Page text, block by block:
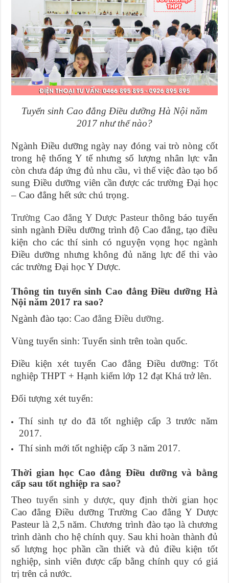
Tuyển sinh Cao đẳng Điều dưỡng Hà Nội năm
2017 như thế nào?
Ngành Điều dưỡng ngày nay đóng vai trò nòng cốt
trong hệ thống Y tế nhưng số lượng nhân lực vẫn
còn chưa đáp ứng đủ nhu cầu, vì thế việc đào tạo bổ
sung Điều dưỡng viên cần được các trường Đại học
– Cao đẳng hết sức chú trọng.
Trường Cao đẳng Y Dược Pasteurthông báo tuyển
sinh ngành Điều dưỡng trình độ Cao đẳng, tạo điều
kiện cho các thí sinh có nguyện vọng học ngành
Điều dưỡng nhưng không đủ năng lực để thi vào
các trường Đại học Y Dược.
Thông tin tuyển sinh Cao đẳng Điều dưỡng Hà
Nội năm 2017 ra sao?
Ngành đào tạo:Cao đẳng Điều dưỡng.
Vùng tuyển sinh: Tuyển sinh trên toàn quốc.
Điều kiện xét tuyển Cao đẳng Điều dưỡng: Tốt
nghiệp THPT + Hạnh kiểm lớp 12 đạt Khá trở lên.
Đối tượng xét tuyển:
Thí sinh tự do đã tốt nghiệp cấp 3 trước năm
2017.
Thí sinh mới tốt nghiệp cấp 3 năm 2017.
Thời gian học Cao đẳng Điều dưỡng và bằng
cấp sau tốt nghiệp ra sao?
Theotuyển sinh y dược, quy định thời gian học
Cao đẳng Điều dưỡng Trường Cao đẳng Y Dược
Pasteur là 2,5 năm. Chương trình đào tạo là chương
trình dành cho hệ chính quy. Sau khi hoàn thành đủ
số lượng học phần cần thiết và đủ điều kiện tốt
nghiệp, sinh viên được cấp bằng chính quy có giá
trị trên cả nước.